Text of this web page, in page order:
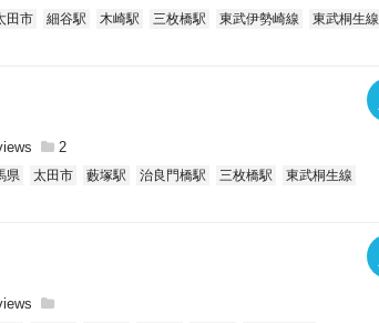
田市 細谷駅 木崎駅 三枚橋駅 東武伊勢崎線
東武桐生線
2
県 太田市 藪塚駅 治良門橋駅 三枚橋駅
東武桐生線